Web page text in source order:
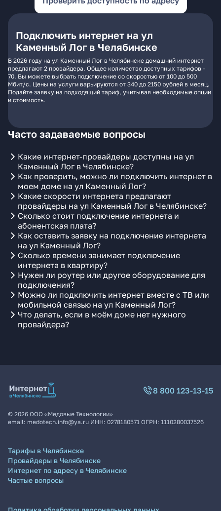
Подключить интернет на ул
Каменный Лог в Челябинске
В 2026 году на ул Каменный Лог в Челябинске домашний интернет
предлагают 2 провайдера. Общее количество доступных тарифов -
70. Вы можете выбрать подключение со скоростью от 100 до 500
Мбит/с. Цены на услуги варьируются от 340 до 2150 рублей в месяц.
Подайте заявку на подходящий тариф, учитывая необходимые опции
и стоимость.
Часто задаваемые вопросы
Какие интернет-провайдеры доступны на ул
Каменный Лог в Челябинске?
Как проверить, можно ли подключить интернет в
моем доме на ул Каменный Лог?
Какие скорости интернета предлагают
провайдеры на ул Каменный Лог в Челябинске?
Сколько стоит подключение интернета и
абонентская плата?
Как оставить заявку на подключение интернета
на ул Каменный Лог?
Сколько времени занимает подключение
интернета в квартиру?
Нужен ли роутер или другое оборудование для
подключения?
Можно ли подключить интернет вместе с ТВ или
мобильной связью на ул Каменный Лог?
Что делать, если в моём доме нет нужного
провайдера?
8 800 123-13-15
© 2026 ООО «Медовые Технологии»
email: medotech.info@ya.ru ИНН: 0278180571 ОГРН: 1110280037526
Тарифы в Челябинске
Провайдеры в Челябинске
Интернет по адресу в Челябинске
Частые вопросы